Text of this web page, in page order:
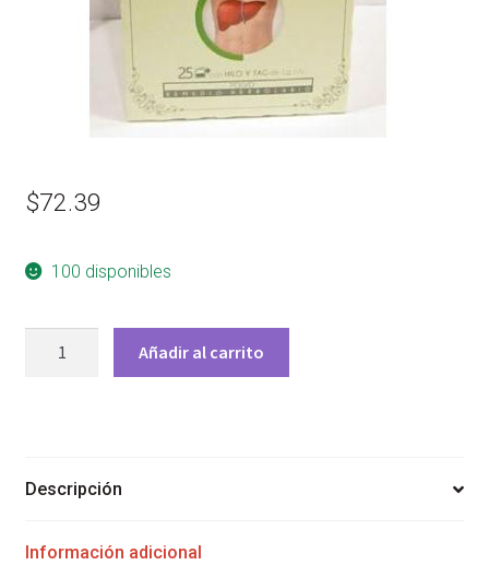
$72.39
100 disponibles
cantidad
Añadir al carrito
Descripción
Información adicional